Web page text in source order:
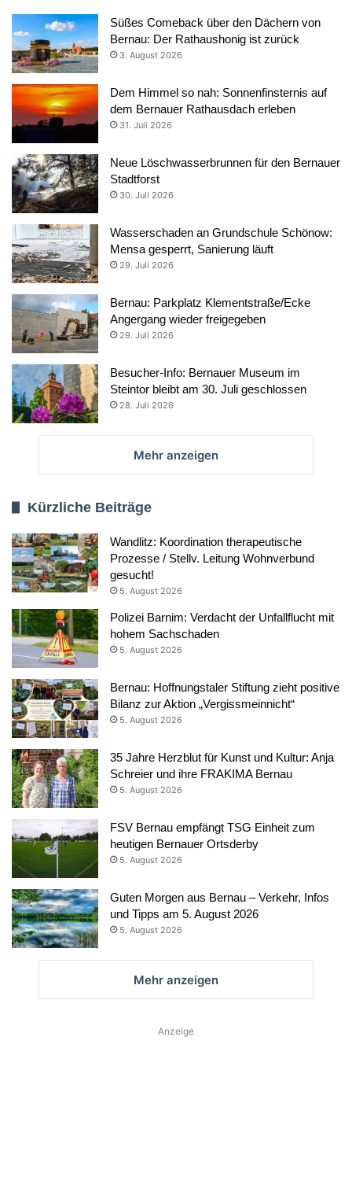
Süßes Comeback über den Dächern von
Bernau: Der Rathaushonig ist zurück
3. August 2026
Dem Himmel so nah: Sonnenfinsternis auf
dem Bernauer Rathausdach erleben
31. Juli 2026
Neue Löschwasserbrunnen für den Bernauer
Stadtforst
30. Juli 2026
Wasserschaden an Grundschule Schönow:
Mensa gesperrt, Sanierung läuft
29. Juli 2026
Bernau: Parkplatz Klementstraße/Ecke
Angergang wieder freigegeben
29. Juli 2026
Besucher-Info: Bernauer Museum im
Steintor bleibt am 30. Juli geschlossen
28. Juli 2026
Mehr anzeigen
Kürzliche Beiträge
Wandlitz: Koordination therapeutische
Prozesse / Stellv. Leitung Wohnverbund
gesucht!
5. August 2026
Polizei Barnim: Verdacht der Unfallflucht mit
hohem Sachschaden
5. August 2026
Bernau: Hoffnungstaler Stiftung zieht positive
Bilanz zur Aktion „Vergissmeinnicht“
5. August 2026
35 Jahre Herzblut für Kunst und Kultur: Anja
Schreier und ihre FRAKIMA Bernau
5. August 2026
FSV Bernau empfängt TSG Einheit zum
heutigen Bernauer Ortsderby
5. August 2026
Guten Morgen aus Bernau – Verkehr, Infos
und Tipps am 5. August 2026
5. August 2026
Mehr anzeigen
Anzeige